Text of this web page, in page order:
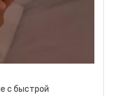
с быстрой